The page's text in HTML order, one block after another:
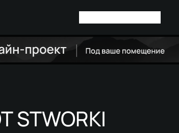
STWORKI